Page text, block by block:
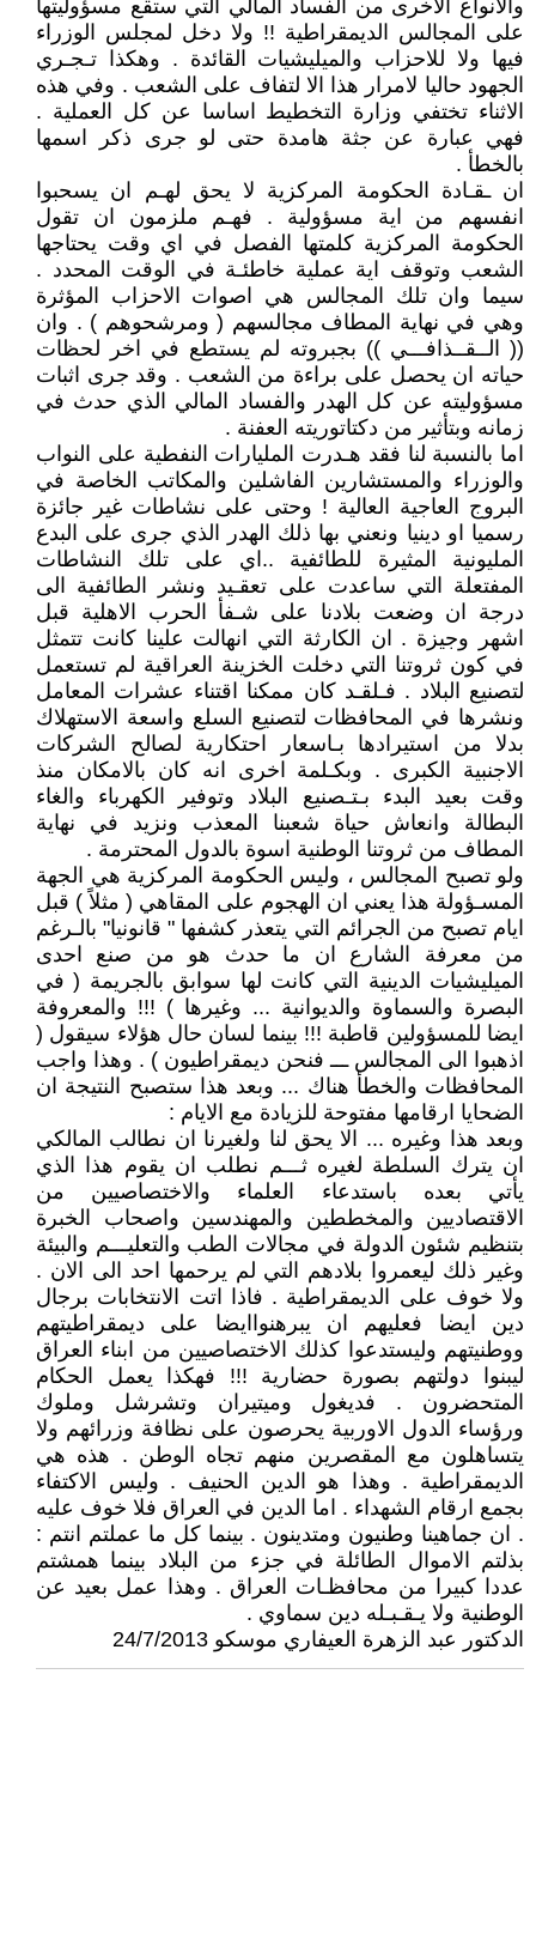
والانواع الاخرى من الفساد المالي التي ستقع مسؤوليتها
على المجالس الديمقراطية !! ولا دخل لمجلس الوزراء
فيها ولا للاحزاب والميليشيات القائدة . وهكذا تـجـري
الجهود حاليا لامرار هذا الا لتفاف على الشعب . وفي هذه
الاثناء تختفي وزارة التخطيط اساسا عن كل العملية .
فهي عبارة عن جثة هامدة حتى لو جرى ذكر اسمها
بالخطأ .
ان ـقـادة الحكومة المركزية لا يحق لهـم ان يسحبوا
انفسهم من اية مسؤولية . فهـم ملزمون ان تقول
الحكومة المركزية كلمتها الفصل في اي وقت يحتاجها
الشعب وتوقف اية عملية خاطئـة في الوقت المحدد .
سيما وان تلك المجالس هي اصوات الاحزاب المؤثرة
وهي في نهاية المطاف مجالسهم ( ومرشحوهم ) . وان
(( الــقــذافـــي )) بجبروته لم يستطع في اخر لحظات
حياته ان يحصل على براءة من الشعب . وقد جرى اثبات
مسؤوليته عن كل الهدر والفساد المالي الذي حدث في
زمانه وبتأثير من دكتاتوريته العفنة .
اما بالنسبة لنا فقد هـدرت المليارات النفطية على النواب
والوزراء والمستشارين الفاشلين والمكاتب الخاصة في
البروج العاجية العالية ! وحتى على نشاطات غير جائزة
رسميا او دينيا ونعني بها ذلك الهدر الذي جرى على البدع
المليونية المثيرة للطائفية ..اي على تلك النشاطات
المفتعلة التي ساعدت على تعقـيد ونشر الطائفية الى
درجة ان وضعت بلادنا على شـفأ الحرب الاهلية قبل
اشهر وجيزة . ان الكارثة التي انهالت علينا كانت تتمثل
في كون ثروتنا التي دخلت الخزينة العراقية لم تستعمل
لتصنيع البلاد . فـلقـد كان ممكنا اقتناء عشرات المعامل
ونشرها في المحافظات لتصنيع السلع واسعة الاستهلاك
بدلا من استيرادها بـاسعار احتكارية لصالح الشركات
الاجنبية الكبرى . وبكـلمة اخرى انه كان بالامكان منذ
وقت بعيد البدء بـتـصنيع البلاد وتوفير الكهرباء والغاء
البطالة وانعاش حياة شعبنا المعذب ونزيد في نهاية
المطاف من ثروتنا الوطنية اسوة بالدول المحترمة .
ولو تصبح المجالس ، وليس الحكومة المركزية هي الجهة
المسـؤولة هذا يعني ان الهجوم على المقاهي ( مثلاً ) قبل
ايام تصبح من الجرائم التي يتعذر كشفها " قانونيا" بالـرغم
من معرفة الشارع ان ما حدث هو من صنع احدى
الميليشيات الدينية التي كانت لها سوابق بالجريمة ( في
البصرة والسماوة والديوانية ... وغيرها ) !!! والمعروفة
ايضا للمسؤولين قاطبة !!! بينما لسان حال هؤلاء سيقول (
اذهبوا الى المجالس ـــ فنحن ديمقراطيون ) . وهذا واجب
المحافظات والخطأ هناك ... وبعد هذا ستصبح النتيجة ان
الضحايا ارقامها مفتوحة للزيادة مع الايام :
وبعد هذا وغيره ... الا يحق لنا ولغيرنا ان نطالب المالكي
ان يترك السلطة لغيره ثـــم نطلب ان يقوم هذا الذي
يأتي بعده باستدعاء العلماء والاختصاصيين من
الاقتصاديين والمخططين والمهندسين واصحاب الخبرة
بتنظيم شئون الدولة في مجالات الطب والتعليـــم والبيئة
وغير ذلك ليعمروا بلادهم التي لم يرحمها احد الى الان .
ولا خوف على الديمقراطية . فاذا اتت الانتخابات برجال
دين ايضا فعليهم ان يبرهنواايضا على ديمقراطيتهم
ووطنيتهم وليستدعوا كذلك الاختصاصيين من ابناء العراق
ليبنوا دولتهم بصورة حضارية !!! فهكذا يعمل الحكام
المتحضرون . فديغول وميتيران وتشرشل وملوك
ورؤساء الدول الاوربية يحرصون على نظافة وزرائهم ولا
يتساهلون مع المقصرين منهم تجاه الوطن . هذه هي
الديمقراطية . وهذا هو الدين الحنيف . وليس الاكتفاء
بجمع ارقام الشهداء . اما الدين في العراق فلا خوف عليه
. ان جماهينا وطنيون ومتدينون . بينما كل ما عملتم انتم :
بذلتم الاموال الطائلة في جزء من البلاد بينما همشتم
عددا كبيرا من محافظـات العراق . وهذا عمل بعيد عن
الوطنية ولا يـقـبـله دين سماوي .
الدكتور عبد الزهرة العيفاري موسكو 24/7/2013